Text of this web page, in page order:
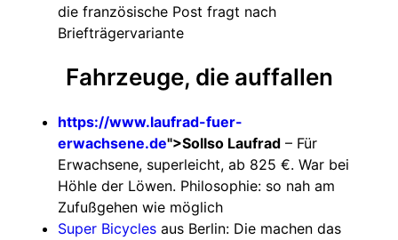
die französische Post fragt nach
Briefträgervariante
Fahrzeuge, die auffallen
https://www.laufrad-fuer-
erwachsene.de">Sollso Laufrad – Für
Erwachsene, superleicht, ab 825 €. War bei
Höhle der Löwen. Philosophie: so nah am
Zufußgehen wie möglich
Super Bicycles aus Berlin: Die machen das